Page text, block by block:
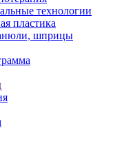
технологии
пластика
шприцы